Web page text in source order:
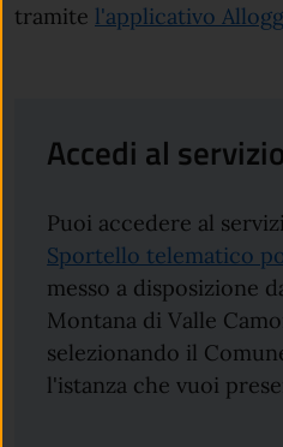
tramite l'applicativo
Accedi al servizio
Puoi accedere al
Sportello telematico
messo a disposizione
Montana di Valle
selezionando il
l'istanza che vuoi